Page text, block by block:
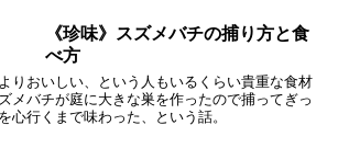
《珍味》スズメバチの捕り方と食
べ方
りおいしい、という人もいるくらい貴重な食材
メバチが庭に大きな巣を作ったので捕ってぎっ
心行くまで味わった、という話。